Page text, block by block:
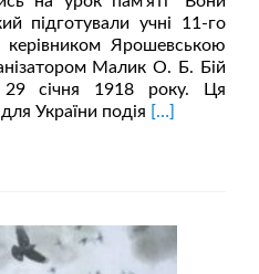
підготували учні 11-го
Ярошевською
Малик О. Б. Бій
29 січня 1918 року. Ця
України подія Читати
Україну”
[…]